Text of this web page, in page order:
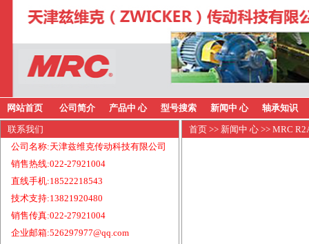
网站首页 公司简介 产品中 心 型号搜索 新闻中 心 轴承知识
联系我们
公司名称:天津兹维克传动科技有限公司
销售热线:022-27921004
直线手机:18522218543
技术支持:13821920480
销售传真:022-27921004
企业邮箱:526297977@qq.com
首页 >> 新闻中 心 >> MRC